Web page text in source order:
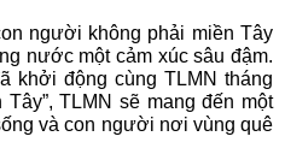
người không phải miền Tây
nước một cảm xúc sâu đậm.
khởi động cùng TLMN tháng
TLMN sẽ mang đến một
và con người nơi vùng quê